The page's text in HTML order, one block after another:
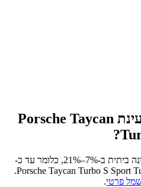
Porsche Taycan
?
כלומר עד כ-
Porsche Taycan Turbo S Sport
.
פרטי.